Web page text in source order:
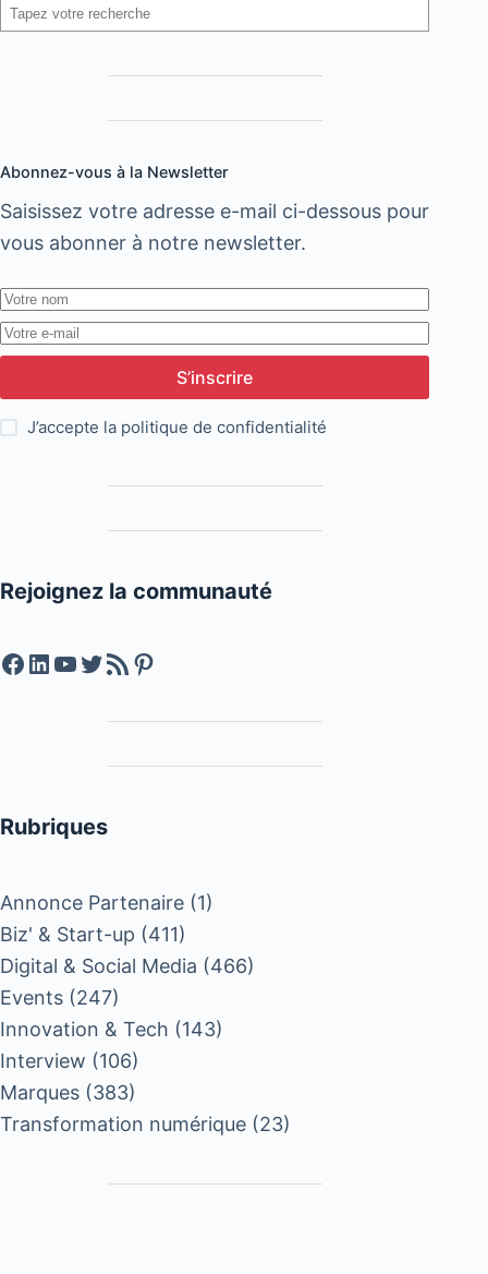
Rechercher
Abonnez-vous à la Newsletter
Saisissez votre adresse e-mail ci-dessous pour
vous abonner à notre newsletter.
S’inscrire
J’accepte la politique de confidentialité
Rejoignez la communauté
Facebook
LinkedIn
YouTube
Twitter
Feed RSSPinterest
Rubriques
Annonce Partenaire (1)
Biz' & Start-up (411)
Digital & Social Media (466)
Events (247)
Innovation & Tech (143)
Interview (106)
Marques (383)
Transformation numérique (23)